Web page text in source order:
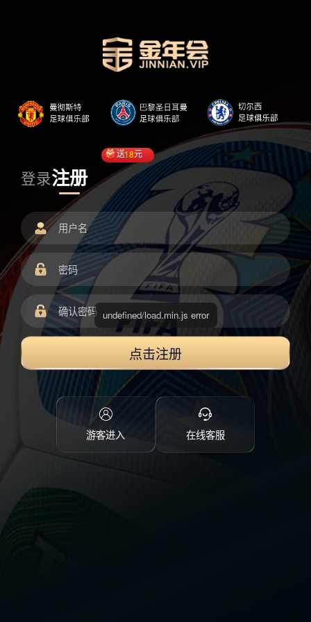
登录注册
送18元
点击注册
游客进入 在线客服